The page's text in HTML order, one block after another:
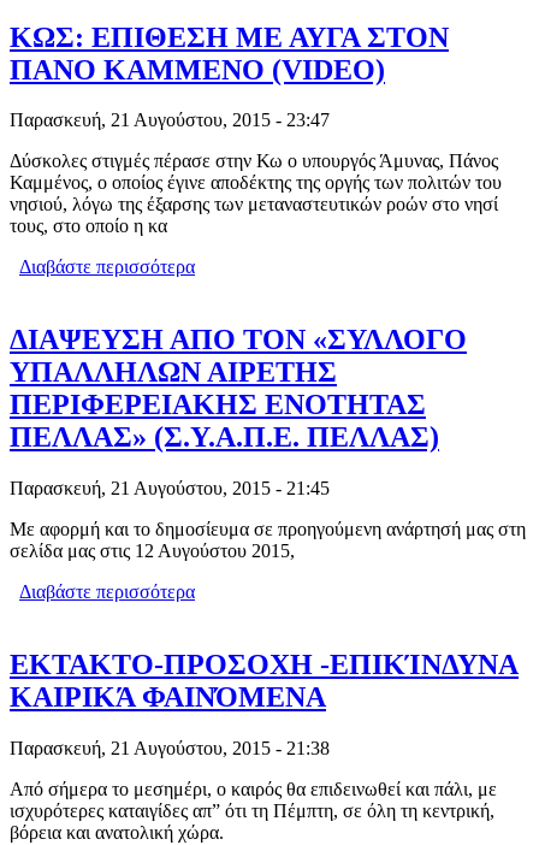
ΚΩΣ: ΕΠΙΘΕΣΗ ΜΕ ΑΥΓΑ ΣΤΟΝ
ΠΑΝΟ ΚΑΜΜΕΝΟ (VIDEO)
Παρασκευή, 21 Αυγούστου, 2015 - 23:47
Δύσκολες στιγμές πέρασε στην Κω ο υπουργός Άμυνας, Πάνος
Καμμένος, ο οποίος έγινε αποδέκτης της οργής των πολιτών του
νησιού, λόγω της έξαρσης των μεταναστευτικών ροών στο νησί
τους, στο οποίο η κα
Διαβάστε περισσότερα
ΔΙΑΨΕΥΣΗ ΑΠΟ ΤΟΝ «ΣΥΛΛΟΓΟ
ΥΠΑΛΛΗΛΩΝ ΑΙΡΕΤΗΣ
ΠΕΡΙΦΕΡΕΙΑΚΗΣ ΕΝΟΤΗΤΑΣ
ΠΕΛΛΑΣ» (Σ.Υ.Α.Π.Ε. ΠΕΛΛΑΣ)
Παρασκευή, 21 Αυγούστου, 2015 - 21:45
Με αφορμή και το δημοσίευμα σε προηγούμενη ανάρτησή μας στη
σελίδα μας στις 12 Αυγούστου 2015,
Διαβάστε περισσότερα
ΠΕΛΛΑΣ» (Σ.Υ.Α.Π.Ε. ΠΕΛΛΑΣ)
ΕΚΤΑΚΤΟ-ΠΡΟΣΟΧΗ -ΕΠΙΚΊΝΔΥΝΑ
ΚΑΙΡΙΚΆ ΦΑΙΝΌΜΕΝΑ
Παρασκευή, 21 Αυγούστου, 2015 - 21:38
Από σήμερα το μεσημέρι, ο καιρός θα επιδεινωθεί και πάλι, με
ισχυρότερες καταιγίδες απ” ότι τη Πέμπτη, σε όλη τη κεντρική,
βόρεια και ανατολική χώρα.